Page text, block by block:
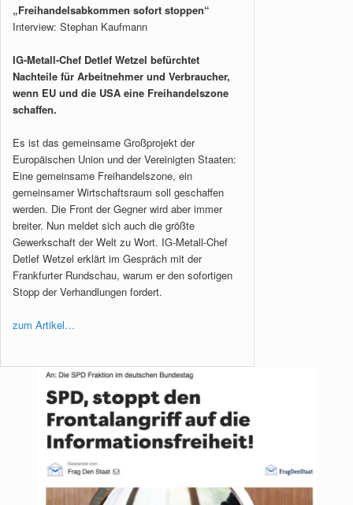
„Freihandelsabkommen sofort stoppen“
Interview: Stephan Kaufmann
IG-Metall-Chef Detlef Wetzel befürchtet
Nachteile für Arbeitnehmer und Verbraucher,
wenn EU und die USA eine Freihandelszone
schaffen.
Es ist das gemeinsame Großprojekt der
Europäischen Union und der Vereinigten Staaten:
Eine gemeinsame Freihandelszone, ein
gemeinsamer Wirtschaftsraum soll geschaffen
werden. Die Front der Gegner wird aber immer
breiter. Nun meldet sich auch die größte
Gewerkschaft der Welt zu Wort. IG-Metall-Chef
Detlef Wetzel erklärt im Gespräch mit der
Frankfurter Rundschau, warum er den sofortigen
Stopp der Verhandlungen fordert.
zum Artikel…